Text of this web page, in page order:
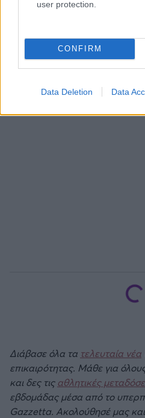
user protection.
CONFIRM
Data Deletion Data
Διάβασε όλα τα τελευταία νέα
επικαιρότητας. Μάθε για
και δες τιςαθλητικές
εβδομάδας μέσα από το
Gazzetta. Ακολούθησέ μας